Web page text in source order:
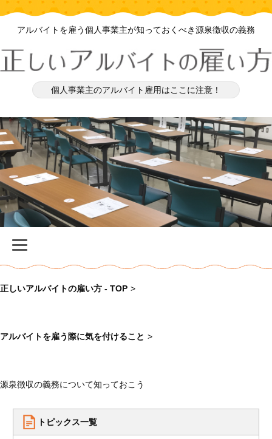
アルバイトを雇う個人事業主が知っておくべき源泉徴収の義務
個人事業主のアルバイト雇用はここに注意！
正しいアルバイトの雇い方 - TOP >
アルバイトを雇う際に気を付けること >
源泉徴収の義務について知っておこう
トピックス一覧